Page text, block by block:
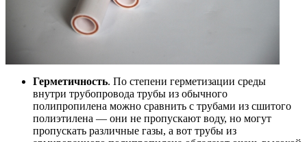
Герметичность. По степени герметизации среды
внутри трубопровода трубы из обычного
полипропилена можно сравнить с трубами из сшитого
полиэтилена — они не пропускают воду, но могут
пропускать различные газы, а вот трубы из